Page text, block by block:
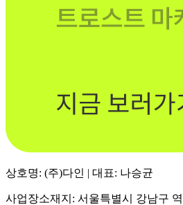
상호명: (주)다인 | 대표: 나승균
사업장소재지: 서울특별시 강남구